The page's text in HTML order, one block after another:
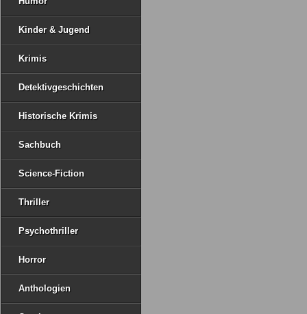
Kinder & Jugend
Krimis
Detektivgeschichten
Historische Krimis
Sachbuch
Science-Fiction
Thriller
Psychothriller
Horror
Anthologien